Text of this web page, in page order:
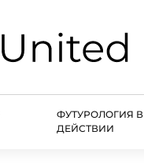
ФУТУРОЛОГИЯ В
ДЕЙСТВИИ